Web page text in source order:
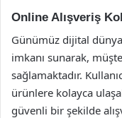
Online Alışveriş
Günümüz dijital
imkanı sunarak,
sağlamaktadır.
ürünlere kolayca
güvenli bir şekilde